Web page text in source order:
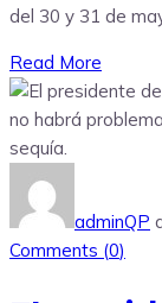
del 30 y 31 de
Read More
adminQP
Comments (0)